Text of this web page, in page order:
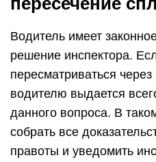
Водитель имеет
решение инспектора.
пересматриваться
водителю выдается
данного вопроса. В
собрать все
правоты и уведомить